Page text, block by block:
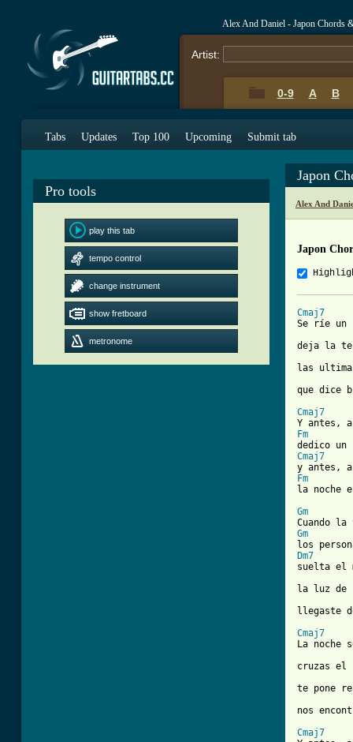
Alex And Daniel - Japon Chords
Artist:
0-9 A B
Tabs Updates Top 100 Upcoming Submit tab
Pro tools
play this tab
tempo control
change instrument
show fretboard
metronome
Japon
Alex And
Japon
Cmaj7
Se ríe un
deja la
las
que dice
Cmaj7
Fm
Cmaj7
Fm
la noche
Gm
Gm
Dm7
suelta el
la luz de
llegaste
Cmaj7
La noche
cruzas el
te pone
Cmaj7